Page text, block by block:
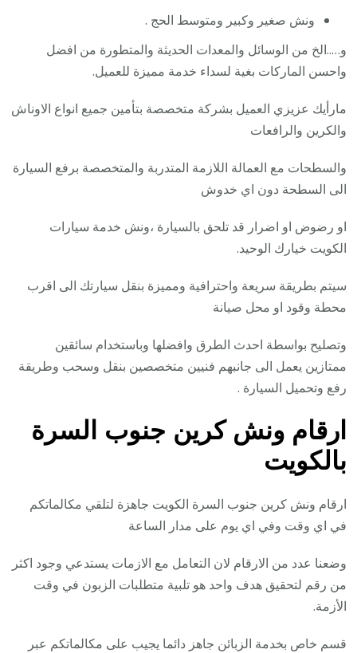
ونش صغير وكبير ومتوسط الحج .
و…..الخ من الوسائل والمعدات الحديثة والمتطورة من افضل
واحسن الماركات بغية لسداء خدمة مميزة للعميل.
مارأيك عزيزي العميل بشركة متخصصة بتأمين جميع انواع الاوناش
والكرين والرافعات
والسطحات مع العمالة اللازمة المتدربة والمتخصصة برفع السيارة
الى السطحة دون اي خدوش
او رضوض او اضرار قد تلحق بالسيارة ،ونش خدمة سيارات
الكويت خيارك الوحيد.
سيتم بطريقة سريعة واحترافية ومميزة بنقل سيارتك الى اقرب
محطة وقود او محل صيانة
وتصليح بواسطة احدث الطرق وافضلها وباستخدام سائقين
ممتازين يعمل الى جانبهم فنيين متخصصين بنقل وسحب وطريقة
رفع وتحميل السيارة .
ارقام ونش كرين جنوب السرة
بالكويت
ارقام ونش كرين جنوب السرة الكويت جاهزة لتلقي مكالماتكم
في اي وقت وفي اي يوم على مدار الساعة
وضعنا عدد من الارقام لان التعامل مع الازمات يستدعي وجود اكثر
من رقم لتحقيق هدف واحد هو تلبية متطلبات الزبون في وقت
الأزمة.
قسم خاص بخدمة الزبائن جاهز دائما يجيب على مكالماتكم عبر